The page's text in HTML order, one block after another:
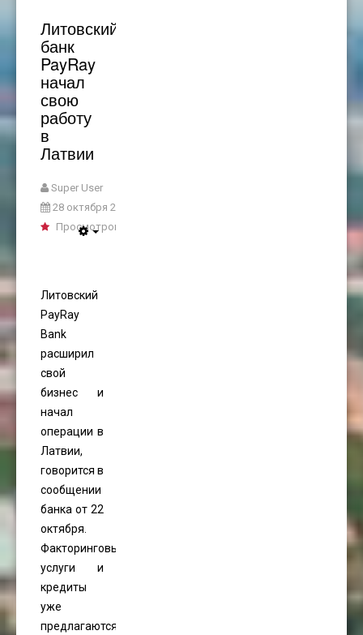
Литовский
банк
PayRay
начал
свою
работу
в
Латвии
Super User
28 октября 2020
Просмотров: 2736
Литовский
PayRay
Bank
расширил
свой
бизнес и
начал
операции в
Латвии,
говорится в
сообщении
банка от 22
октября.
Факторинговые
услуги и
кредиты
уже
предлагаются